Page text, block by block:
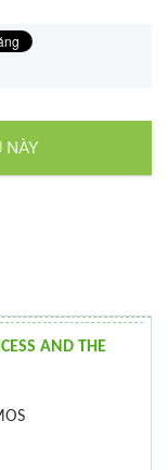
NÀY
AND THE